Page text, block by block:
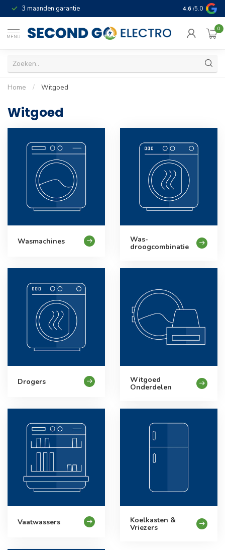
3 maanden garantie Geld terug
4.6 /5.0
MENU
0
Home / Witgoed
Witgoed
Wasmachines Was-
droogcombinatie
Drogers Witgoed
Onderdelen
Vaatwassers Koelkasten &
Vriezers